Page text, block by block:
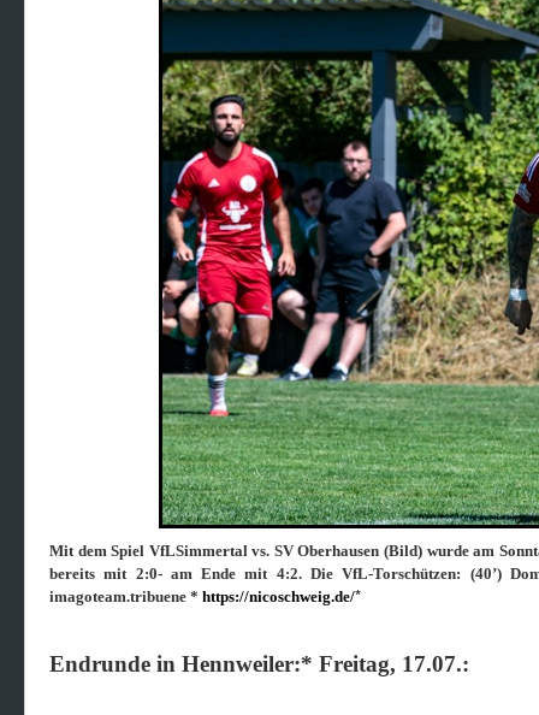
Mit dem Spiel VfLSimmertal vs. SV Oberhausen (Bild) wurde am
bereits mit 2:0- am Ende mit 4:2. Die VfL-Torschützen: (40’)
imagoteam.tribuene * https://nicoschweig.de/*
Endrunde in Hennweiler:* Freitag, 17.07.: